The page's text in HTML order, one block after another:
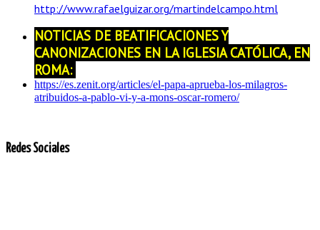
http://www.rafaelguizar.org/martindelcampo.html
NOTICIAS DE BEATIFICACIONES Y
CANONIZACIONES EN LA IGLESIA CATÓLICA, EN
ROMA:
https://es.zenit.org/articles/el-papa-aprueba-los-milagros-
atribuidos-a-pablo-vi-y-a-mons-oscar-romero/
Redes Sociales